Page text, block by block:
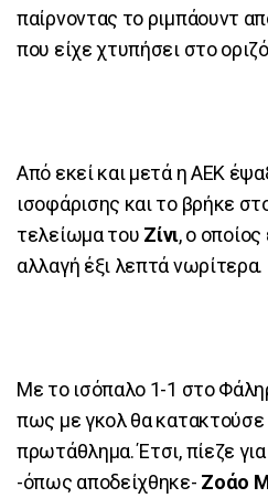
παίρνοντας το ριμπάουντ
που είχε χτυπήσει στο
Από εκεί και μετά η ΑΕΚ
ισοφάρισης και το βρήκε
τελείωμα του Ζίνι, ο
αλλαγή έξι λεπτά νωρίτερα.
Με το ισόπαλο 1-1 στο
πως με γκολ θα κατακτούσε
πρωτάθλημα. Έτσι, πίεζε
-όπως αποδείχθηκε- Ζοάο